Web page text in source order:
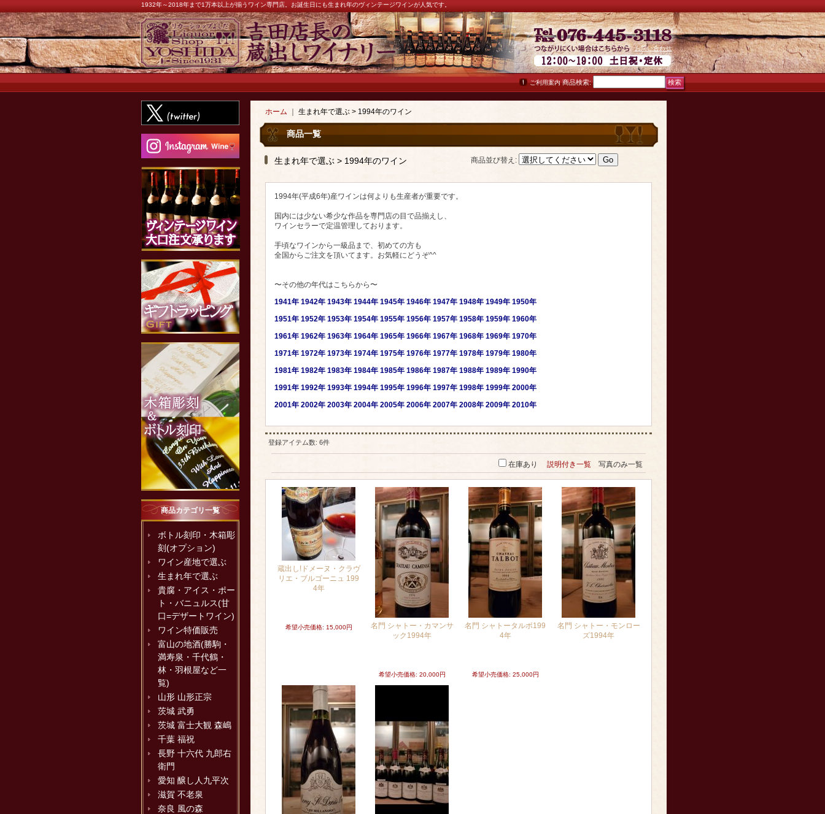
1932年～2018年まで1万本以上が揃うワイン専門店。お誕生日にも生まれ年のヴィンテージワインが人気です。
ご利用案内
お問い合わせ
商品検索:
商品カテゴリ一覧
ボトル刻印・木箱彫
刻(オプション)
ワイン産地で選ぶ
生まれ年で選ぶ
貴腐・アイス・ポー
ト・バニュルス(甘
口=デザートワイン)
ワイン特価販売
富山の地酒(勝駒・
満寿泉・千代鶴・
林・羽根屋など一
覧)
山形 山形正宗
茨城 武勇
茨城 富士大観 森嶋
千葉 福祝
長野 十六代 九郎右
衛門
愛知 醸し人九平次
滋賀 不老泉
奈良 風の森
ホーム 生まれ年で選ぶ > 1994年のワイン
商品一覧
生まれ年で選ぶ > 1994年のワイン 商品並び替え :
1994年(平成6年)産ワインは何よりも生産者が重要です。
国内には少ない希少な作品を専門店の目で品揃えし、
ワインセラーで定温管理しております。
手頃なワインから一級品まで、初めての方も
全国からご注文を頂いてます。お気軽にどうぞ^^
〜その他の年代はこちらから〜
1941年 1942年 1943年 1944年 1945年 1946年 1947年 1948年 1949年 1950年
1951年 1952年 1953年 1954年 1955年 1956年 1957年 1958年 1959年 1960年
1961年 1962年 1963年 1964年 1965年 1966年 1967年 1968年 1969年 1970年
1971年 1972年 1973年 1974年 1975年 1976年 1977年 1978年 1979年 1980年
1981年 1982年 1983年 1984年 1985年 1986年 1987年 1988年 1989年 1990年
1991年 1992年 1993年 1994年 1995年 1996年 1997年 1998年 1999年 2000年
2001年 2002年 2003年 2004年 2005年 2006年 2007年 2008年 2009年 2010年
登録アイテム数: 6件
在庫あり 説明付き一覧 写真のみ一覧
蔵出し!ドメーヌ・クラヴ
リエ・ブルゴーニュ 199
4年
希望小売価格: 15,000円
名門 シャトー・カマンサ
ック1994年
希望小売価格: 20,000円
名門 シャトータルボ199
4年
希望小売価格: 25,000円
名門 シャトー・モンロー
ズ1994年